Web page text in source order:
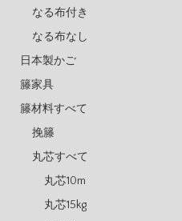
なる布付き
なる布なし
日本製かご
籐家具
籐材料すべて
挽籐
丸芯すべて
丸芯10m
丸芯15kg